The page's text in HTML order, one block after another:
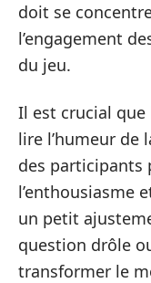
doit se
l’engagement
du jeu.
Il est crucial que
lire l’humeur de
des participants
l’enthousiasme
un petit
question drôle
transformer le